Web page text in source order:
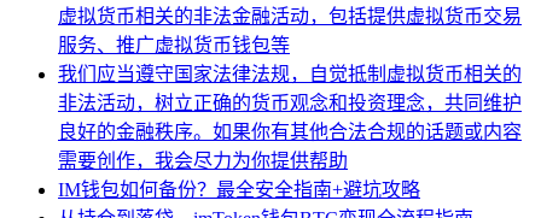
虚拟货币相关的非法金融活动，包括提供虚拟货币交易
服务、推广虚拟货币钱包等
我们应当遵守国家法律法规，自觉抵制虚拟货币相关的
非法活动，树立正确的货币观念和投资理念，共同维护
良好的金融秩序。如果你有其他合法合规的话题或内容
需要创作，我会尽力为你提供帮助
IM钱包如何备份？最全安全指南+避坑攻略